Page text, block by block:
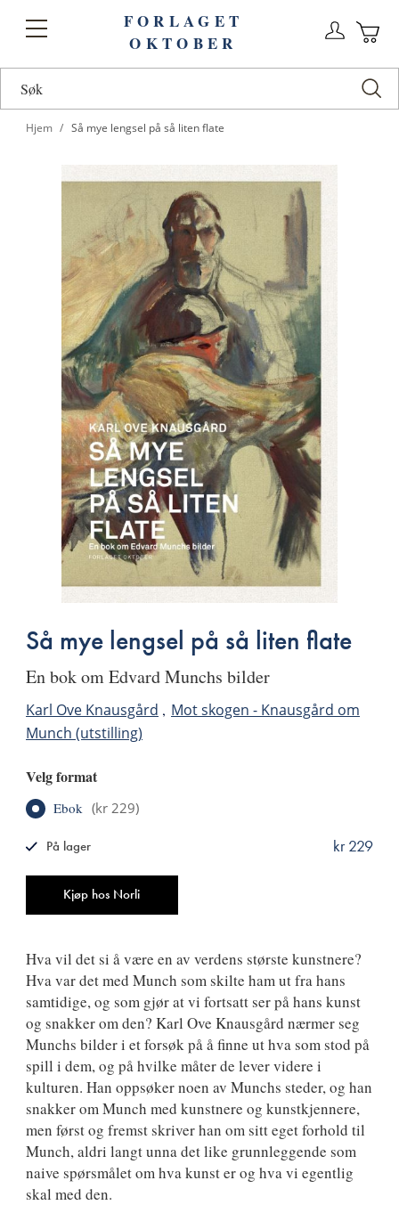
Toggle
FORLAGET
OKTOBER
Hjem Så mye lengsel på så liten flate
Så mye lengsel på så liten flate
en bok om Edvard Munchs bilder
Karl Ove Knausgård
Mot skogen - Knausgård om
Munch (utstilling)
Velg format
Ebok (kr 229)
Kjøp hos Norli
kr 229
På lager
Hva vil det si å være en av verdens største kunstnere?
Hva var det med Munch som skilte ham ut fra hans
samtidige, og som gjør at vi fortsatt ser på hans kunst
og snakker om den? Karl Ove Knausgård nærmer seg
Munchs bilder i et forsøk på å finne ut hva som stod på
spill i dem, og på hvilke måter de lever videre i
kulturen. Han oppsøker noen av Munchs steder, og han
snakker om Munch med kunstnere og kunstkjennere,
men først og fremst skriver han om sitt eget forhold til
Munch, aldri langt unna det like grunnleggende som
naive spørsmålet om hva kunst er og hva vi egentlig
skal med den.